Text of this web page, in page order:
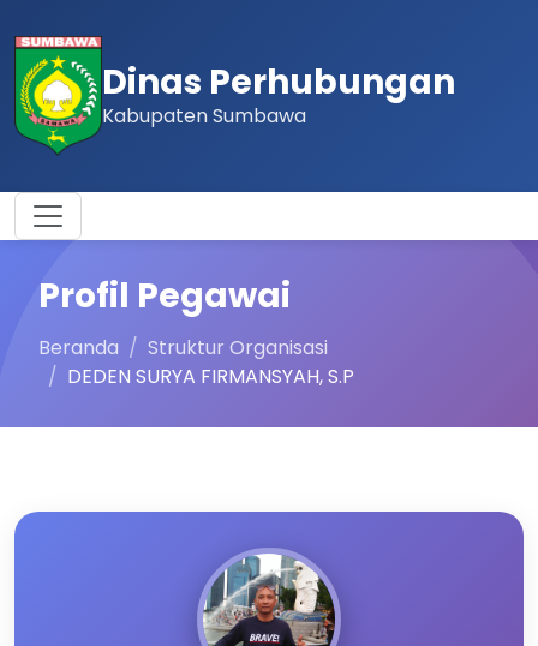
Dinas Perhubungan
Kabupaten Sumbawa
Profil Pegawai
Beranda
Struktur Organisasi
DEDEN SURYA FIRMANSYAH, S.P